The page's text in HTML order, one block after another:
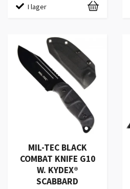
I lager
MIL-TEC BLACK
COMBAT KNIFE G10
W. KYDEX®
SCABBARD